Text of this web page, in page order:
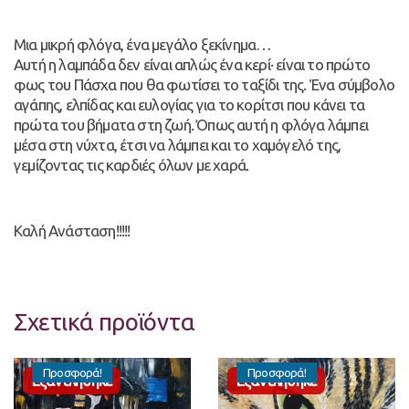
Μια μικρή φλόγα, ένα μεγάλο ξεκίνημα…
Αυτή η λαμπάδα δεν είναι απλώς ένα κερί· είναι το πρώτο
φως του Πάσχα που θα φωτίσει το ταξίδι της. Ένα σύμβολο
αγάπης, ελπίδας και ευλογίας για το κορίτσι που κάνει τα
πρώτα του βήματα στη ζωή. Όπως αυτή η φλόγα λάμπει
μέσα στη νύχτα, έτσι να λάμπει και το χαμόγελό της,
γεμίζοντας τις καρδιές όλων με χαρά.
Καλή Ανάσταση!!!!!
Σχετικά προϊόντα
Προσφορά! Προσφορά!